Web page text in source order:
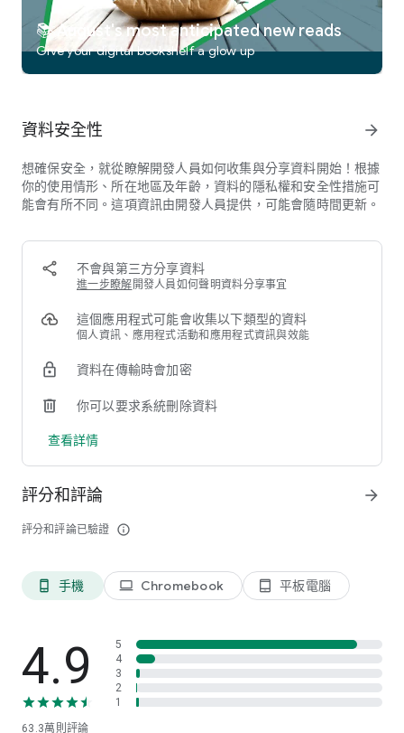
• 新增書籤、注釋和突出顯示
Libby 由 OverDrive 的團隊構建，以支援各地的本地圖書館。
祝您閱讀愉快！
📚 August's most anticipated new reads
Give your digital bookshelf a glow up
資料安全性 arrow_forward
想確保安全，就從瞭解開發人員如何收集與分享資料開始！根據
你的使用情形、所在地區及年齡，資料的隱私權和安全性措施可
能會有所不同。這項資訊由開發人員提供，可能會隨時間更新。
不會與第三方分享資料
進一步瞭解 開發人員如何聲明資料分享事宜
這個應用程式可能會收集以下類型的資料
個人資訊、應用程式活動和應用程式資訊與效能
資料在傳輸時會加密
你可以要求系統刪除資料
查看詳情
評分和評論
評分和評論已驗證 info_outline
arrow_forward
phone_android 手機 laptop Chromebook tablet_android 平板電腦
4.9
63.3萬則評論
5
4
3
2
1